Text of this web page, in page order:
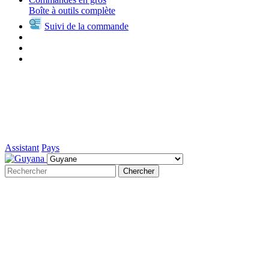
Boîte à outils complète
Suivi de la commande
Assistant Pays
Chercher